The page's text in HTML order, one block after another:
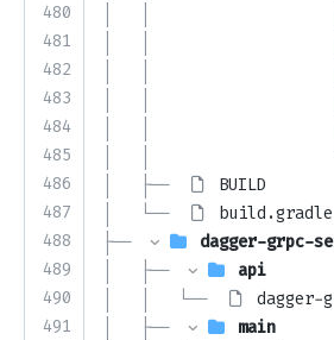
480
481
482
483
484
485
486
487
488
489
490
491
│   │
│   │
│   │
│   │
│   │
│   │
│   ├──
BUILD
│   └──
├──
dagger-grpc-
│   ├──
api
│   │   └──
dagger-
│   ├──
main